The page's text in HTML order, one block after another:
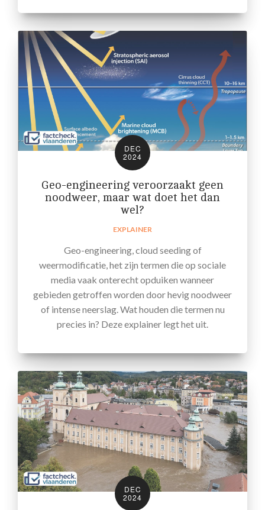
DEC
2024
Geo-engineering veroorzaakt geen
noodweer, maar wat doet het dan
wel?
EXPLAINER
Geo-engineering, cloud seeding of
weermodificatie, het zijn termen die op sociale
media vaak onterecht opduiken wanneer
gebieden getroffen worden door hevig noodweer
of intense neerslag. Wat houden die termen nu
precies in? Deze explainer legt het uit.
DEC
2024